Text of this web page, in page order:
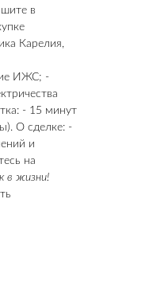
в
Карелия,
ИЖС; -
- 15 минут
О сделке: -
и
на
в жизни!